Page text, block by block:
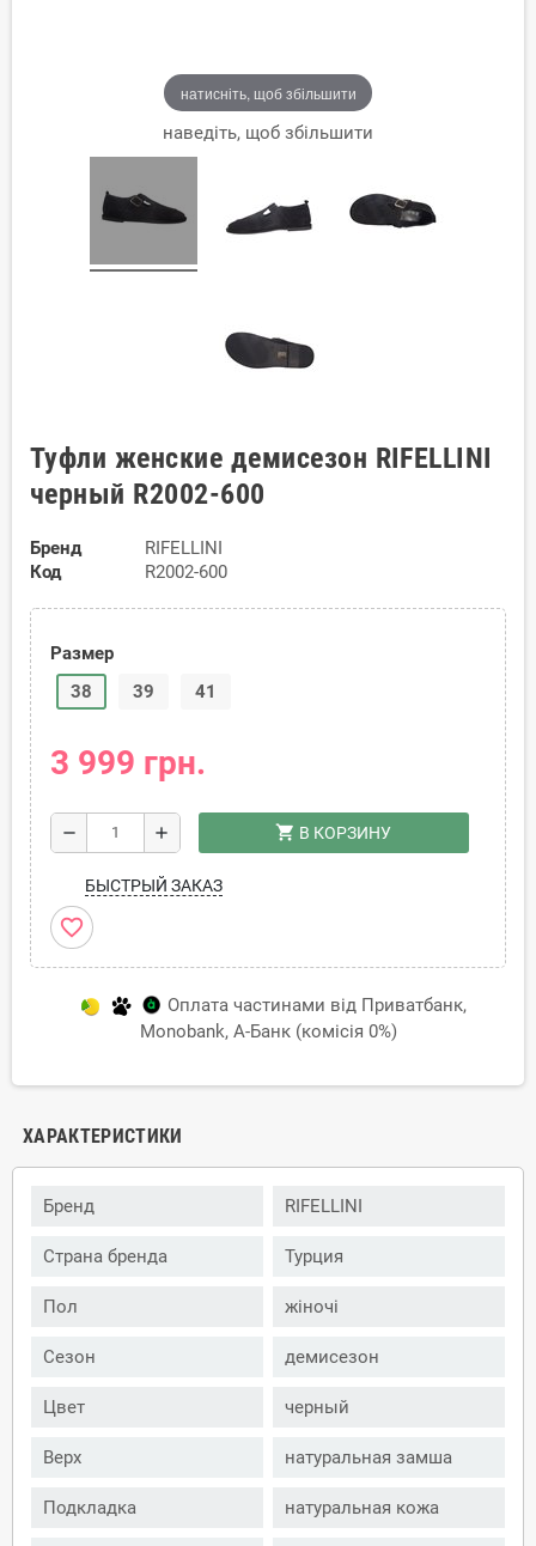
натисніть, щоб збільшити
наведіть, щоб збільшити
Туфли женские демисезон RIFELLINI
черный R2002-600
Бренд
RIFELLINI
Код
R2002-600
Размер
38
39 41
3 999 грн.
remove add shopping_cart В КОРЗИНУ
БЫСТРЫЙ ЗАКАЗ
favorite_border
Оплата частинами від Приватбанк,
Monobank, А-Банк (комісія 0%)
ХАРАКТЕРИСТИКИ
Бренд RIFELLINI
Страна бренда Турция
Пол жіночі
Сезон демисезон
Цвет черный
Верх натуральная замша
Подкладка натуральная кожа